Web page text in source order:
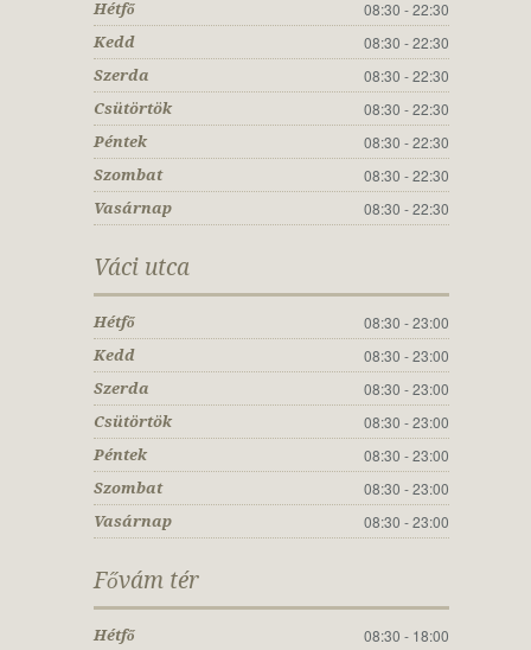
Hétfő 08:30 - 22:30
Kedd 08:30 - 22:30
Szerda 08:30 - 22:30
Csütörtök 08:30 - 22:30
Péntek 08:30 - 22:30
Szombat 08:30 - 22:30
Vasárnap 08:30 - 22:30
Váci utca
Hétfő 08:30 - 23:00
Kedd 08:30 - 23:00
Szerda 08:30 - 23:00
Csütörtök 08:30 - 23:00
Péntek 08:30 - 23:00
Szombat 08:30 - 23:00
Vasárnap 08:30 - 23:00
Fővám tér
Hétfő 08:30 - 18:00